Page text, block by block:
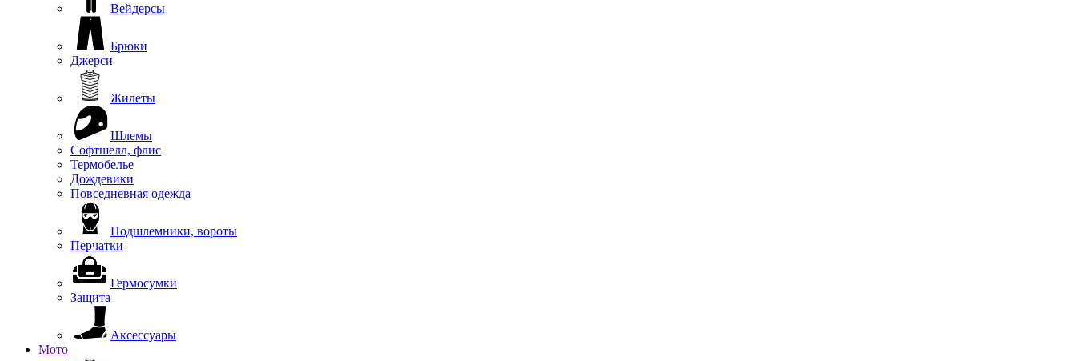
Вейдерсы
Брюки
Джерси
Жилеты
Шлемы
Софтшелл, флис
Термобелье
Дождевики
Повседневная одежда
Подшлемники, вороты
Перчатки
Гермосумки
Защита
Аксессуары
Мото